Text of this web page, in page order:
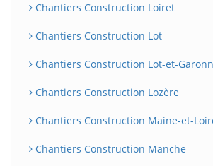
Chantiers Construction Loiret
Chantiers Construction Lot
Chantiers Construction Lot-et-
Chantiers Construction Lozère
Chantiers Construction Maine-et-
Chantiers Construction Manche